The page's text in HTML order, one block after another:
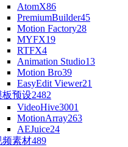
AtomX86
PremiumBuilder45
Motion Factory28
MYFX19
RTFX4
Animation Studio13
Motion Bro39
EasyEdit Viewer21
板预设2482
VideoHive3001
MotionArray263
AEJuice24
频素材489